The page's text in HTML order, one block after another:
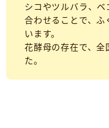
シコやツルバラ、
合わせることで、ふ
います。
花酵母の存在で、
た。